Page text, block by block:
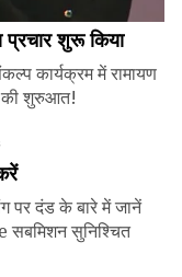
प्रचार शुरू किया
कार्यक्रम में रामायण
की शुरुआत!
पर दंड के बारे में जानें
सबमिशन सुनिश्चित